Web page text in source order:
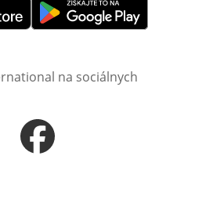
okne
Otvorí sa vnovom okne
na sociálnych
Otvorí sa vnovom okne